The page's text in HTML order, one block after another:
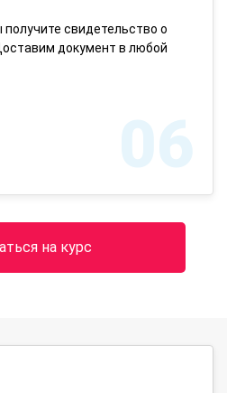
свидетельство о
документ в любой
06
на курс